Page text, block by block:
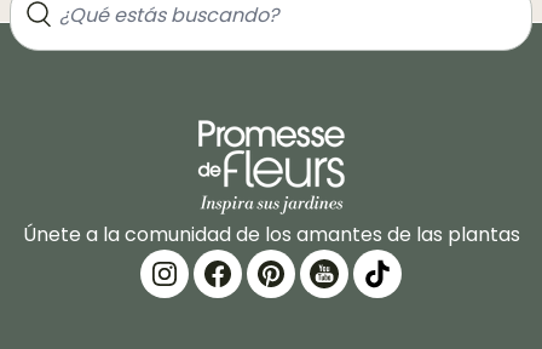
Únete a la comunidad de los amantes de las plantas